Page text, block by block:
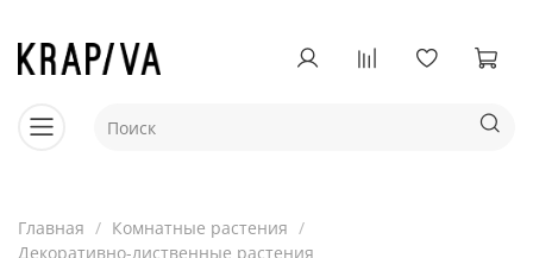
Главная
Комнатные растения
Декоративно-лиственные растения